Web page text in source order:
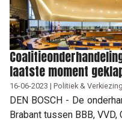
laatste moment
16-06-2023 | Politiek &
DEN BOSCH - De
Brabant tussen BBB, VVD,